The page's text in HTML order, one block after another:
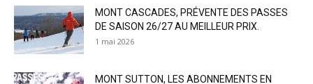
MONT CASCADES, PRÉVENTE DES PASSES
DE SAISON 26/27 AU MEILLEUR PRIX.
1 mai 2026
MONT SUTTON, LES ABONNEMENTS EN